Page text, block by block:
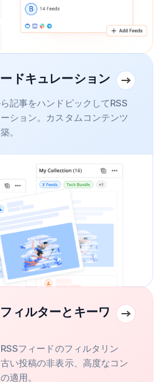
ドキュレーション
記事をハンドピックしてRSS
ション。カスタムコンテンツ
。
ィルターとキーワ
フィードのフィルタリン
い投稿の非表示、高度なコン
適用。